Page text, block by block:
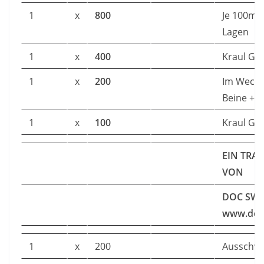
1 x 800
Je 100m
Lagen
1
x 400
Kraul
1
x 200
Im
Beine +
1
x 100 Kraul
EIN
VON
DOC
1 x 200